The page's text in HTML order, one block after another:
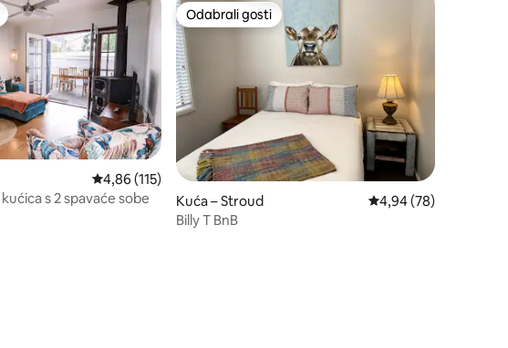
148 Prosječna ocjena: 4,86/5, recenzija: 115
4,86 (115)
s 2 spavaće sobe
Odabrali gosti
Odabrali gosti
Kuća – Stroud Prosječna ocjena:
4,94 (78)
Billy T BnB